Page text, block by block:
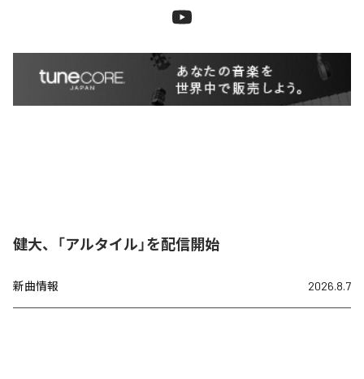
健大、「アルタイル」を配信開始
新曲情報 2026.8.7